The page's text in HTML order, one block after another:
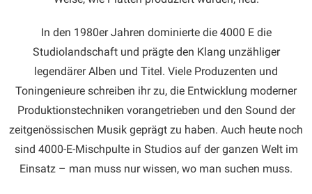
In den 1980er Jahren dominierte die 4000 E die
Studiolandschaft und prägte den Klang unzähliger
legendärer Alben und Titel. Viele Produzenten und
Toningenieure schreiben ihr zu, die Entwicklung moderner
Produktionstechniken vorangetrieben und den Sound der
zeitgenössischen Musik geprägt zu haben. Auch heute noch
sind 4000-E-Mischpulte in Studios auf der ganzen Welt im
Einsatz – man muss nur wissen, wo man suchen muss.